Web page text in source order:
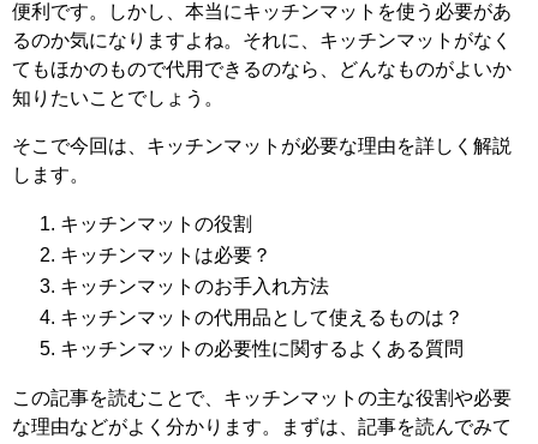
便利です。しかし、本当にキッチンマットを使う必要があ
るのか気になりますよね。それに、キッチンマットがなく
てもほかのもので代用できるのなら、どんなものがよいか
知りたいことでしょう。
そこで今回は、キッチンマットが必要な理由を詳しく解説
します。
キッチンマットの役割
キッチンマットは必要？
キッチンマットのお手入れ方法
キッチンマットの代用品として使えるものは？
キッチンマットの必要性に関するよくある質問
この記事を読むことで、キッチンマットの主な役割や必要
な理由などがよく分かります。まずは、記事を読んでみて